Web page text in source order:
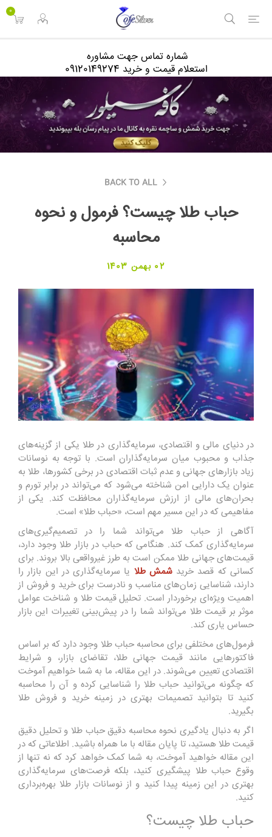
0
شماره تماس جهت مشاوره
استعلام قیمت و خرید 09120149274
BACK TO ALL
حباب طلا چیست؟ فرمول و نحوه
محاسبه
02 بهمن 1403
در دنیای مالی و اقتصادی، سرمایه‌گذاری در طلا یکی از گزینه‌های
جذاب و محبوب میان سرمایه‌گذاران است. با توجه به نوسانات
زیاد بازارهای جهانی و عدم ثبات اقتصادی در برخی کشورها، طلا به
عنوان یک دارایی امن شناخته می‌شود که می‌تواند در برابر تورم و
بحران‌های مالی از ارزش سرمایه‌گذاران محافظت کند. یکی از
مفاهیمی که در این مسیر مهم است، «حباب طلا» است.
آگاهی از حباب طلا می‌تواند شما را در تصمیم‌گیری‌های
سرمایه‌گذاری کمک کند. هنگامی که حباب در بازار طلا وجود دارد،
قیمت‌های جهانی طلا ممکن است به طرز غیرواقعی بالا بروند. برای
کسانی که قصد خریدشمش طلا یا سرمایه‌گذاری در این بازار را
دارند، شناسایی زمان‌های مناسب و نادرست برای خرید و فروش از
اهمیت ویژه‌ای برخوردار است. تحلیل قیمت طلا و شناخت عوامل
موثر بر قیمت طلا می‌تواند شما را در پیش‌بینی تغییرات این بازار
حساس یاری کند.
فرمول‌های مختلفی برای محاسبه حباب طلا وجود دارد که بر اساس
فاکتورهایی مانند قیمت جهانی طلا، تقاضای بازار، و شرایط
اقتصادی تعیین می‌شوند. در این مقاله، ما به شما خواهیم آموخت
که چگونه می‌توانید حباب طلا را شناسایی کرده و آن را محاسبه
کنید تا بتوانید تصمیمات بهتری در زمینه خرید و فروش طلا
بگیرید.
اگر به دنبال یادگیری نحوه محاسبه دقیق حباب طلا و تحلیل دقیق
قیمت طلا هستید، تا پایان مقاله با ما همراه باشید. اطلاعاتی که در
این مقاله خواهید آموخت، به شما کمک خواهد کرد که نه تنها از
وقوع حباب طلا پیشگیری کنید، بلکه فرصت‌های سرمایه‌گذاری
بهتری در این زمینه پیدا کنید و از نوسانات بازار طلا بهره‌برداری
کنید.
حباب طلا چیست؟